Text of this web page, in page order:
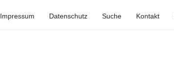
Impressum Datenschutz Suche Kontakt